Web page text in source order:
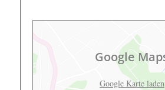
Google
Google Karte laden